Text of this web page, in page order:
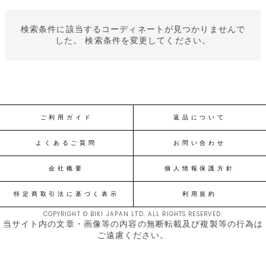
検索条件に該当するコーディネートが見つかりませんで
した。 検索条件を変更してください。
ご利用ガイド 返品について
よくあるご質問 お問い合わせ
会社概要 個人情報保護方針
特定商取引法に基づく表示 利用規約
COPYRIGHT © BIKI JAPAN LTD. ALL RIGHTS RESERVED.
当サイト内の文章・画像等の内容の無断転載及び複製等の行為は
ご遠慮ください。